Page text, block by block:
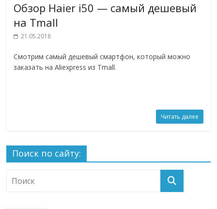
Обзор Haier i50 — самый дешевый
на Tmall
21.05.2018
Смотрим самый дешевый смартфон, который можно
заказать на Aliexpress из Tmall.
Читать далее
Поиск по сайту: